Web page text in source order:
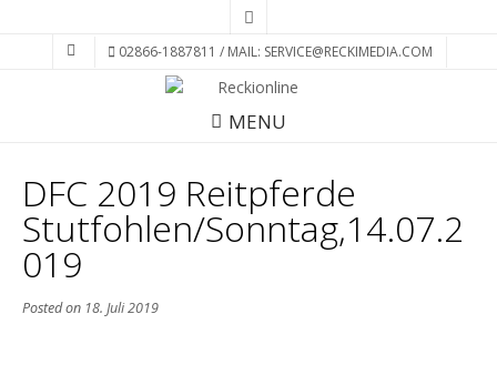
02866-1887811 / MAIL: SERVICE@RECKIMEDIA.COM
MENU
DFC 2019 Reitpferde
Stutfohlen/Sonntag,14.07.2
019
Posted on 18. Juli 2019